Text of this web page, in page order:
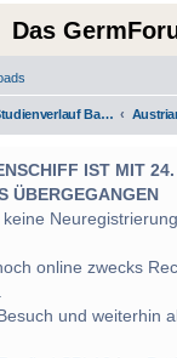
Das
Studienverlauf Bachelor-/Masterstudien sowie UF Deutsch
IST MIT
ÜBERGEGANGEN
online zwecks
und weiterhin